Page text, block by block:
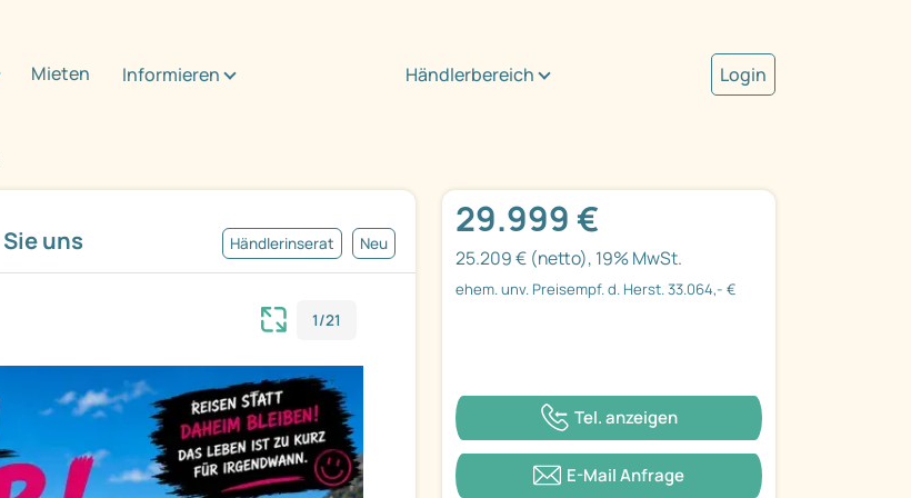
Mieten Informieren Händlerbereich Login
uns Händlerinserat Neu
1/21
29.999 €
25.209 € (netto), 19% MwSt.
ehem. unv. Preisempf. d. Herst. 33.064,- €
Tel. anzeigen
E-Mail Anfrage